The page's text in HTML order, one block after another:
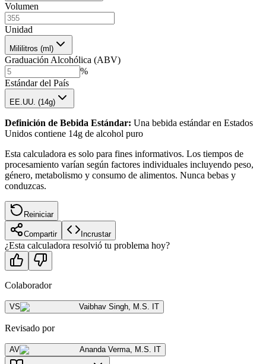
Volumen
Unidad
Mililitros (ml)
Graduación Alcohólica (ABV)
%
Estándar del País
EE.UU. (14g)
Definición de Bebida Estándar: Una bebida estándar en Estados
Unidos contiene 14g de alcohol puro
Esta calculadora es solo para fines informativos. Los tiempos de
procesamiento varían según factores individuales incluyendo peso,
género, metabolismo y consumo de alimentos. Nunca bebas y
conduzcas.
Reiniciar
Compartir Incrustar
¿Esta calculadora resolvió tu problema hoy?
Colaborador
VS Vaibhav Singh M.S. IT
Revisado por
AV Ananda Verma M.S. IT